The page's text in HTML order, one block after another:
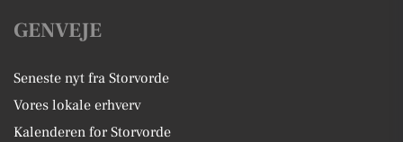
GENVEJE
Seneste nyt fra Storvorde
Vores lokale erhverv
Kalenderen for Storvorde